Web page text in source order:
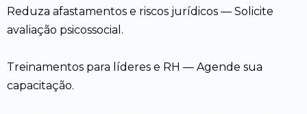
Reduza afastamentos e riscos jurídicos — Solicite
avaliação psicossocial.
Treinamentos para líderes e RH — Agende sua
capacitação.